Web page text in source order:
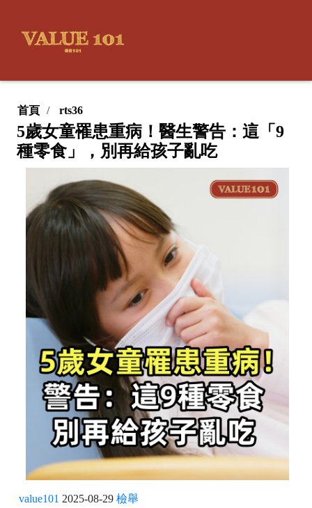
首頁 rts36
5歲女童罹患重病！醫生警告：這「9
種零食」，別再給孩子亂吃
value101 2025-08-29 檢舉